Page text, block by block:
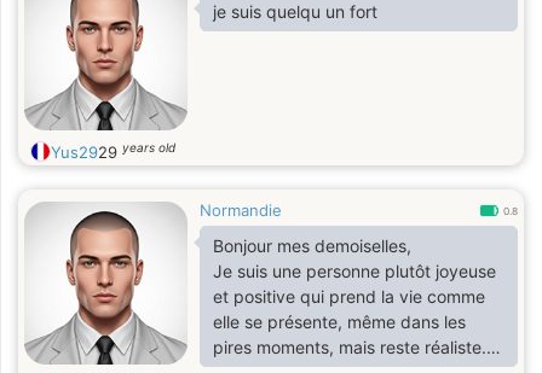
je suis quelqu un fort
Yus2929 years old
Normandie 0.8
Bonjour mes demoiselles,
Je suis une personne plutôt joyeuse
et positive qui prend la vie comme
elle se présente, même dans les
pires moments, mais reste réaliste.